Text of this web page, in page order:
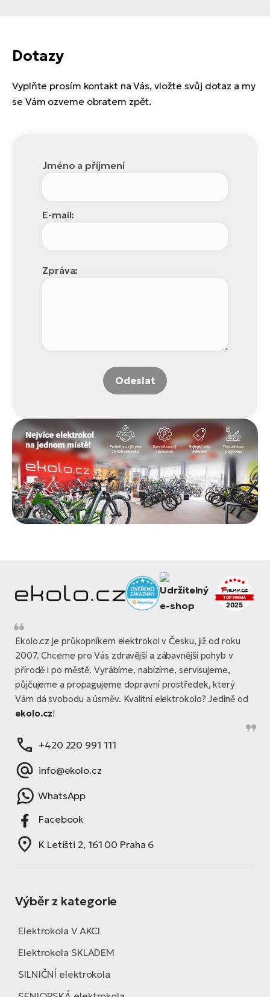
Dotazy
Vyplňte prosím kontakt na Vás, vložte svůj dotaz a my
se Vám ozveme obratem zpět.
Jméno a příjmení
E-mail:
Zpráva:
Odeslat
Ekolo.cz je průkopníkem elektrokol v Česku, již od roku
2007. Chceme pro Vás zdravější a zábavnější pohyb v
přírodě i po městě. Vyrábíme, nabízíme, servisujeme,
půjčujeme a propagujeme dopravní prostředek, který
Vám dá svobodu a úsměv. Kvalitní elektrokolo? Jedině od
ekolo.cz!
+420 220 991 111
info@ekolo.cz
WhatsApp
Facebook
K Letišti 2, 161 00 Praha 6
Výběr z kategorie
Elektrokola V AKCI
Elektrokola SKLADEM
SILNIČNÍ elektrokola